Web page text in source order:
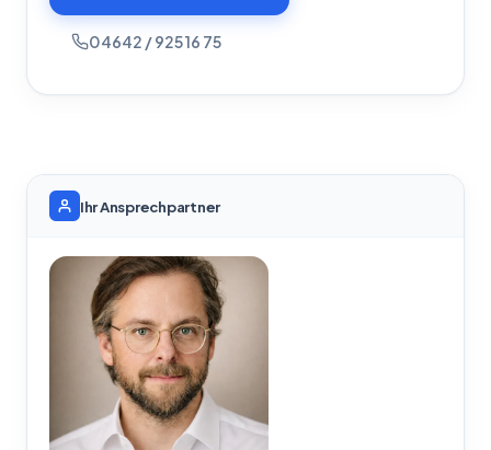
04642 / 925 16 75
Ihr Ansprechpartner